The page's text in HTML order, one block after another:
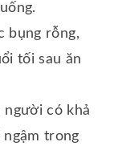
bụng rỗng,
tối sau ăn
có khả
trong